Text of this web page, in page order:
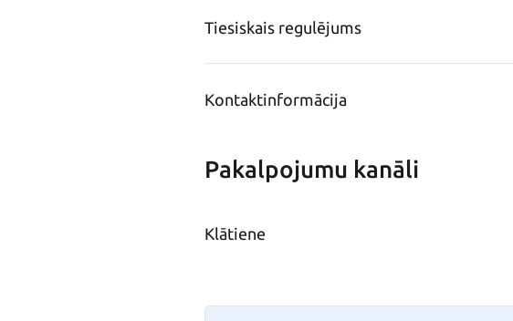
Tiesiskais regulējums
Kontaktinformācija
Pakalpojumu kanāli
Klātiene